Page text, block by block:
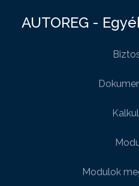
AUTOREG -
Modulok